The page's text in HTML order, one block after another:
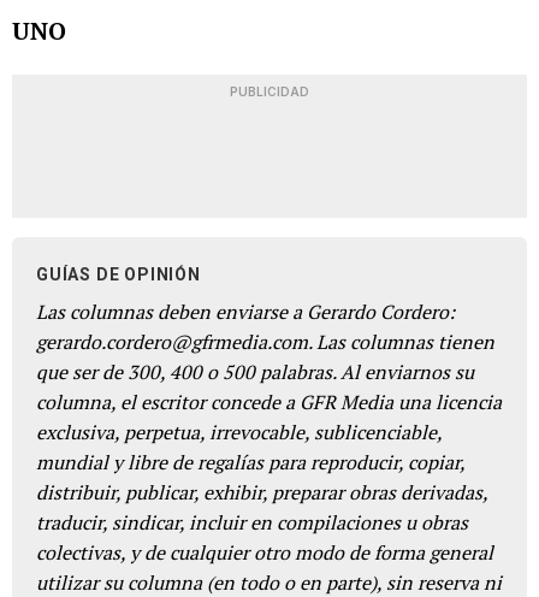
UNO
PUBLICIDAD
GUÍAS DE OPINIÓN
Las columnas deben enviarse a Gerardo Cordero:
gerardo.cordero@gfrmedia.com. Las columnas tienen
que ser de 300, 400 o 500 palabras. Al enviarnos su
columna, el escritor concede a GFR Media una licencia
exclusiva, perpetua, irrevocable, sublicenciable,
mundial y libre de regalías para reproducir, copiar,
distribuir, publicar, exhibir, preparar obras derivadas,
traducir, sindicar, incluir en compilaciones u obras
colectivas, y de cualquier otro modo de forma general
utilizar su columna (en todo o en parte), sin reserva ni